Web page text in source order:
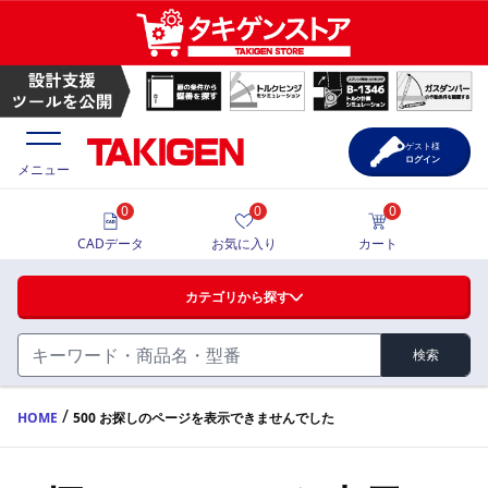
ハンドル・取手・つまみ・周辺機器
FA・A
蝶番・ステー・周辺機器
価格一覧
製品カタログ
メニュー
カテゴリから探す
検索
0
CADデータ
0
お気に入り
0
カート
ゲスト様
ログイン
HOME / 500 お探しのページを表示できませんでした